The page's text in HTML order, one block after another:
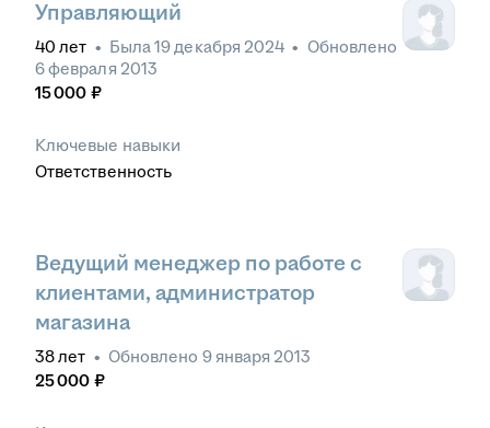
Управляющий
40 лет • Была19 декабря 2024 • Обновлено
6 февраля 2013
15 000 ₽
Ключевые навыки
Ответственность
Ведущий менеджер по работе с
клиентами, администратор
магазина
38лет • Обновлено 9 января 2013
25 000 ₽